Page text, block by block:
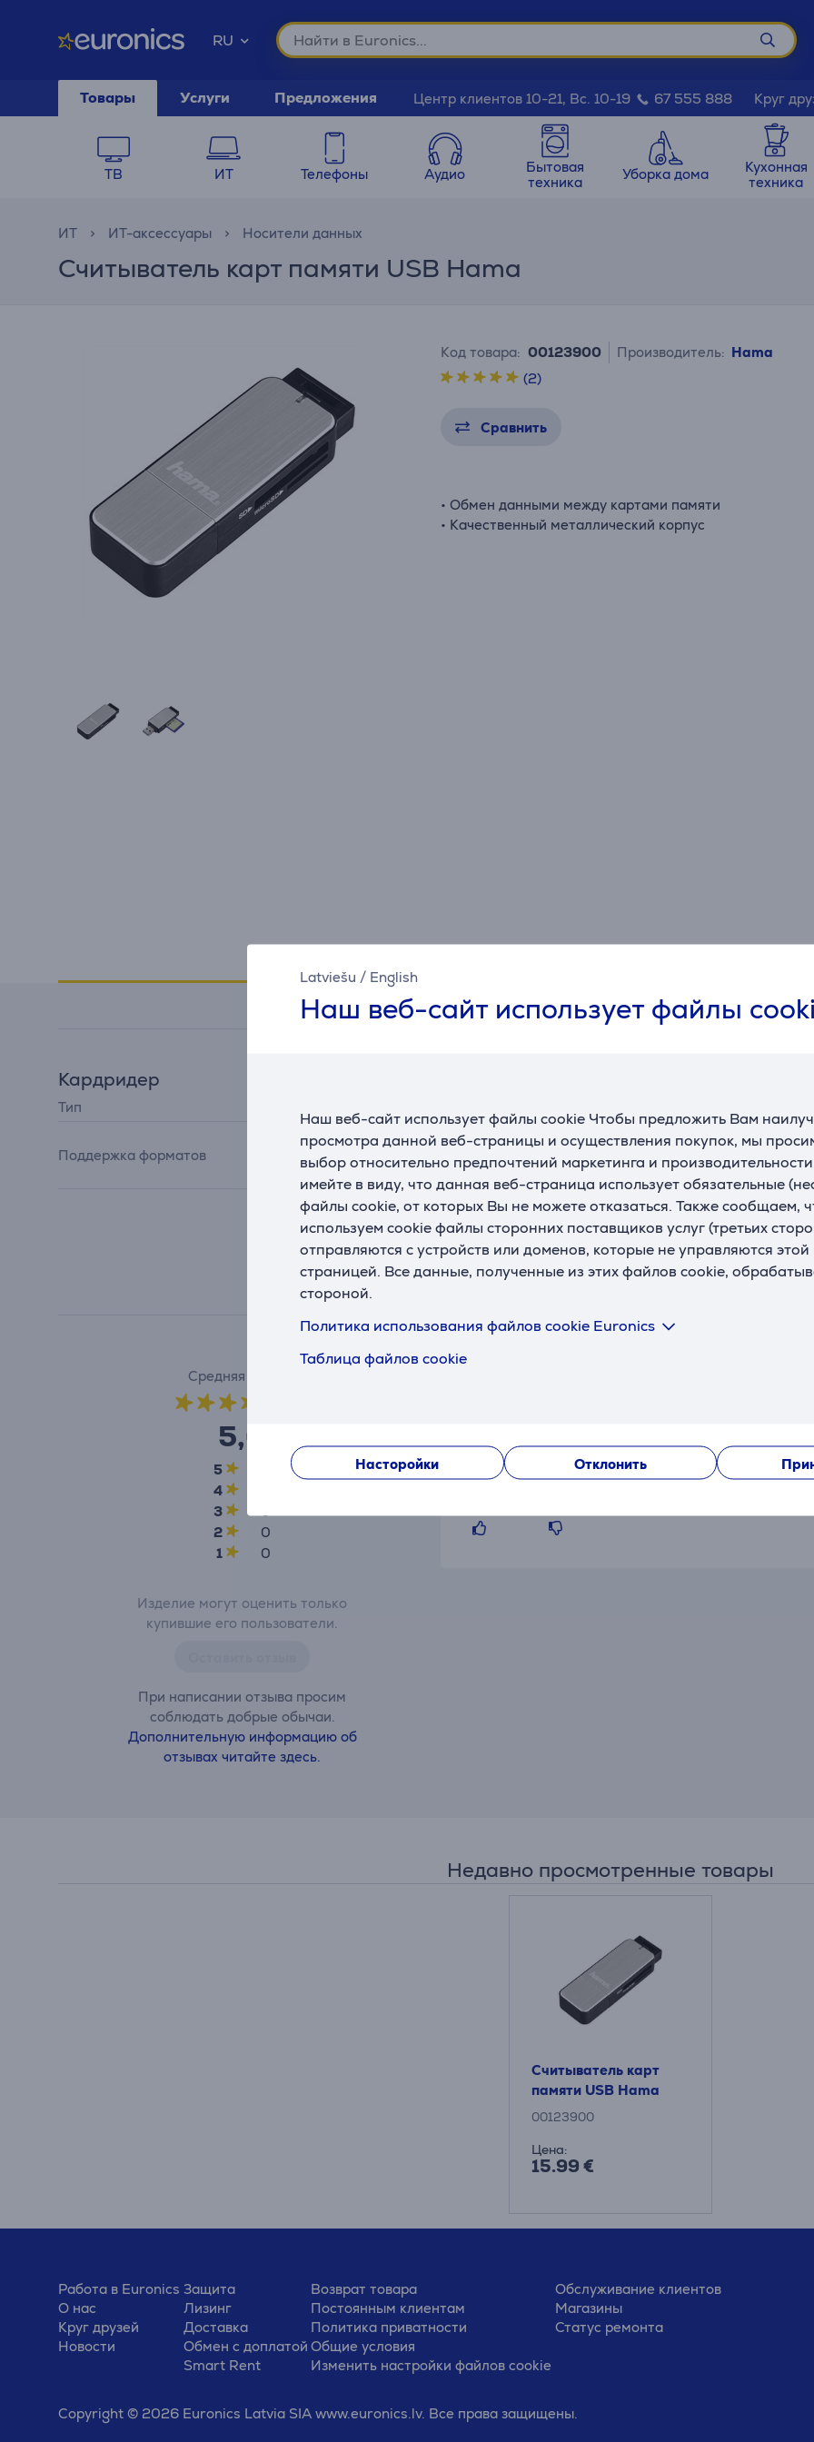
Latviešu / English
Наш веб-сайт использует файлы
Наш веб-сайт использует файлы cookie Чтобы предложить Вам
просмотра данной веб-страницы и осуществления покупок, мы
выбор относительно предпочтений маркетинга и
имейте в виду, что данная веб-страница использует обязательные
файлы cookie, от которых Вы не можете отказаться. Также сообщаем,
используем cookie файлы сторонних поставщиков услуг (третьих
отправляются с устройств или доменов, которые не управляются
страницей. Все данные, полученные из этих файлов cookie,
стороной.
Политика использования файлов cookie Euronics
Таблица файлов cookie
Насторойки Отклонить
RU
Товары Услуги Предложения Центр клиентов 10-21, Вс. 10-19 67 555 888 Круг
ТВ ИТ Телефоны Аудио
Бытовая
техника
Уборка дома
Кухонная
техника
ИТ ИТ-аксессуары Носители данных
Считыватель карт памяти USB Hama
Код товара: 00123900 Производитель: Hama
(2)
Сравнить
• Обмен данными между картами памяти
• Качественный металлический корпус
Спецификация
Кардридер
Тип
Поддержка форматов
MicroSD, SD, SDHC,
SDXC, MicroSDHC,
MicroSDXC
USB-C
Нет
Средняя оценка
5,0
5
4
3
0
2
0
1
0
Изделие могут оценить только
купившие его пользователи.
При написании отзыва просим
соблюдать добрые обычаи.
Дополнительную информацию об
отзывах читайте здесь.
20.12.2025 17:15
Хороший продукт.
Недавно просмотренные товары
Считыватель карт
памяти USB Hama
00123900
Цена:
15.99 €
Работа в Euronics
О нас
Круг друзей
Новости
Защита
Лизинг
Доставка
Обмен с доплатой
Smart Rent
Возврат товара
Постоянным клиентам
Политика приватности
Общие условия
Изменить настройки файлов cookie
Обслуживание клиентов
Магазины
Статус ремонта
Copyright © 2026 Euronics Latvia SIA www.euronics.lv. Все права защищены.